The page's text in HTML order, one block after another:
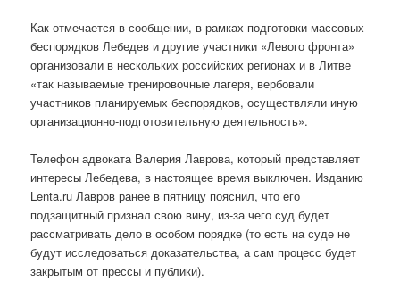
Как отмечается в сообщении, в рамках подготовки массовых
беспорядков Лебедев и другие участники «Левого фронта»
организовали в нескольких российских регионах и в Литве
«так называемые тренировочные лагеря, вербовали
участников планируемых беспорядков, осуществляли иную
организационно-подготовительную деятельность».
Телефон адвоката Валерия Лаврова, который представляет
интересы Лебедева, в настоящее время выключен. Изданию
Lenta.ru Лавров ранее в пятницу пояснил, что его
подзащитный признал свою вину, из-за чего суд будет
рассматривать дело в особом порядке (то есть на суде не
будут исследоваться доказательства, а сам процесс будет
закрытым от прессы и публики).